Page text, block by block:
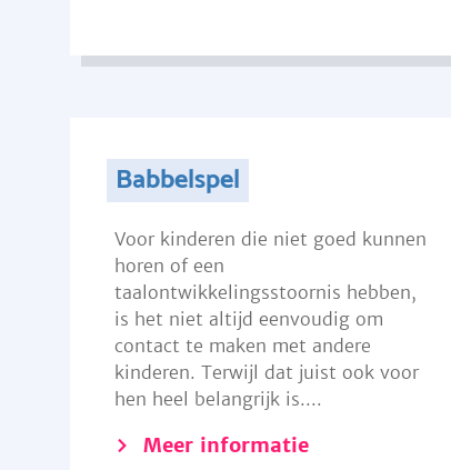
Babbelspel
Voor kinderen die niet goed kunnen
horen of een
taalontwikkelingsstoornis hebben,
is het niet altijd eenvoudig om
contact te maken met andere
kinderen. Terwijl dat juist ook voor
hen heel belangrijk is....
Meer informatie